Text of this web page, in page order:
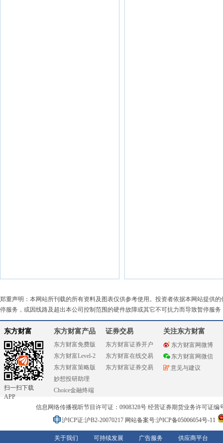
郑重声明：本网站所刊载的所有资料及图表仅供参考使用。投资者依据本网站提供
停服务，或因线路及超出本公司控制范围的硬件故障或其它不可抗力而导致暂停服
东方财富
扫一扫下载
APP
东方财富产品
东方财富免费版
东方财富Level-2
东方财富策略版
妙想投研助理
Choice金融终端
证券交易
东方财富证券开户
东方财富在线交易
东方财富证券交易
关注东方财富
东方财富网微博
东方财富网微信
意见与建议
信息网络传播视听节目许可证：0908328号 经营证券期货业务许可证编
沪ICP证:沪B2-20070217 网站备案号:沪ICP备05006054号-11
关于我们 可持续发展 广告服务 供应商平台